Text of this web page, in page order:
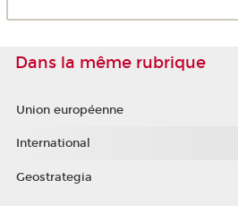
Dans la même rubrique
Union européenne
International
Geostrategia